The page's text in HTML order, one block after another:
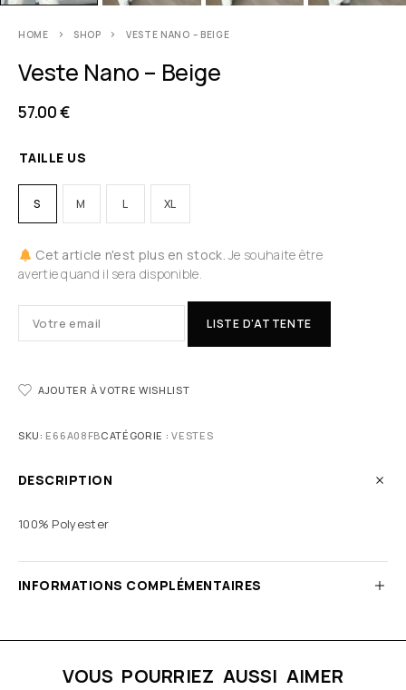
HOME SHOP VESTE NANO – BEIGE
Veste Nano – Beige
57.00€
TAILLE US
S M L XL
Cet article n'est plus en stock. Je souhaite être
avertie quand il sera disponible.
LISTE D'ATTENTE
AJOUTER À VOTRE WISHLIST
SKU: E66A08FBCATÉGORIE :VESTES
DESCRIPTION
100% Polyester
INFORMATIONS COMPLÉMENTAIRES
VOUS POURRIEZ AUSSI AIMER